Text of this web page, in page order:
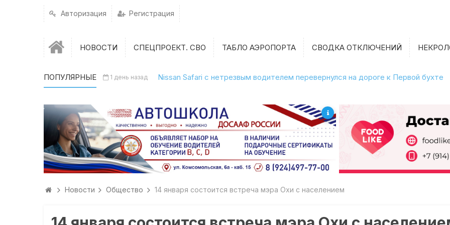
Авторизация Регистрация
НОВОСТИ СПЕЦПРОЕКТ. СВО ТАБЛО АЭРОПОРТА СВОДКА ОТКЛЮЧЕНИЙ
ПОПУЛЯРНЫЕ 1 день назад Nissan Safari с нетрезвым водителем перевернулся на дороге к Первой бухте
Новости Общество 14 января состоится встреча мэра Охи с населением